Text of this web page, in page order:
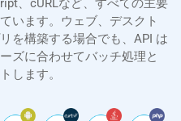
、cURLなど、すべての主要
います。ウェブ、デスクト
を構築する場合でも、API は
ズに合わせてバッチ処理と
します。